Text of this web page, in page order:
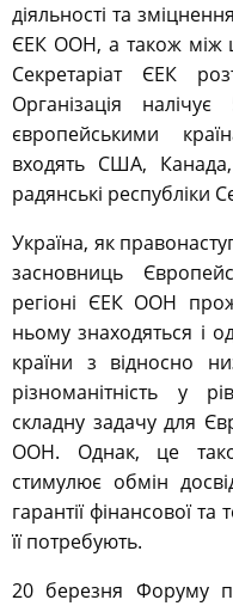
діяльності та
ЄЕК ООН, а також між
Секретаріат ЄЕК
Організація
європейськими
входять США,
радянські республіки
Україна, як
засновниць
регіоні ЄЕК ООН
ньому знаходяться і
країни з відносно
різноманітність у
складну задачу для
ООН. Однак, це
стимулює обмін
гарантії фінансової
її потребують.
20 березня Форуму